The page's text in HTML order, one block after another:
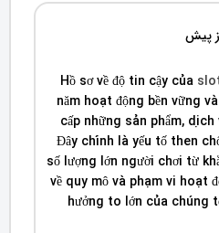
Hồ sơ về độ tin cậy của
năm hoạt động bền vững
cấp những sản phẩm,
Đây chính là yếu tố then
số lượng lớn người chơi từ
về quy mô và phạm vi hoạt
hưởng to lớn của chúng